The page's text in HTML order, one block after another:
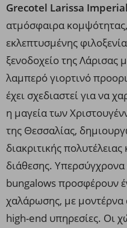
Grecotel Larissa Imperial
ατμόσφαιρα
εκλεπτυσμένης
ξενοδοχείο της Λάρισας
λαμπερό γιορτινό
έχει σχεδιαστεί για να
η μαγεία των
της Θεσσαλίας,
διακριτικής πολυτέλειας
διάθεσης. Υπερσύγχρονα
bungalows προσφέρουν
χαλάρωσης, με μοντέρνα
high-end υπηρεσίες. Οι